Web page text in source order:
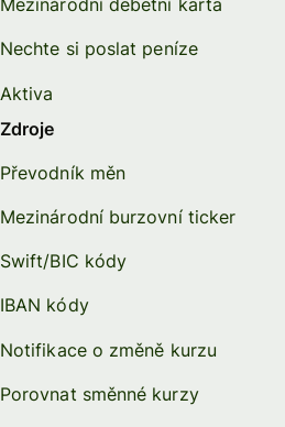
Mezinárodní debetní karta
Nechte si poslat peníze
Aktiva
Zdroje
Převodník měn
Mezinárodní burzovní ticker
Swift/BIC kódy
IBAN kódy
Notifikace o změně kurzu
Porovnat směnné kurzy